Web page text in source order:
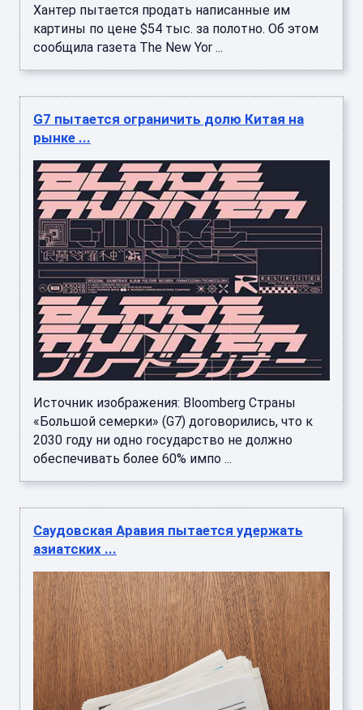
Хантер пытается продать написанные им
картины по цене $54 тыс. за полотно. Об этом
сообщила газета The New Yor ...
G7 пытается ограничить долю Китая на
рынке ...
Источник изображения: Bloomberg Страны
«Большой семерки» (G7) договорились, что к
2030 году ни одно государство не должно
обеспечивать более 60% импо ...
Саудовская Аравия пытается удержать
азиатских ...